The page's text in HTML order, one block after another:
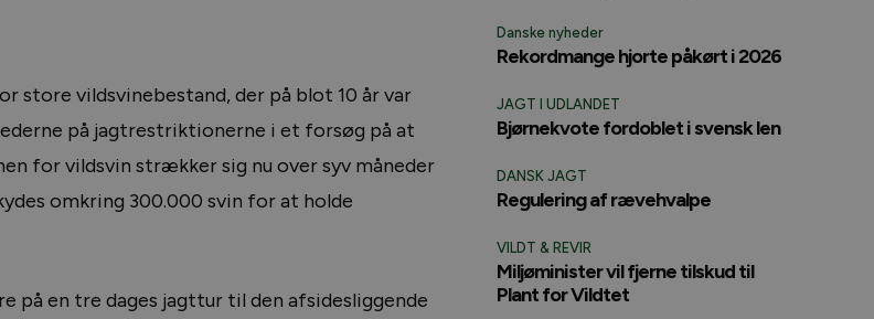
store vildsvinebestand, der på blot 10 år var
på jagtrestriktionerne i et forsøg på at
for vildsvin strækker sig nu over syv måneder
omkring 300.000 svin for at holde
på en tre dages jagttur til den afsidesliggende
Danske nyheder
Rekordmange hjorte påkørt i 2026
JAGT I UDLANDET
Bjørnekvote fordoblet i svensk len
DANSK JAGT
Regulering af rævehvalpe
VILDT & REVIR
Miljøminister vil fjerne tilskud til
Plant for Vildtet